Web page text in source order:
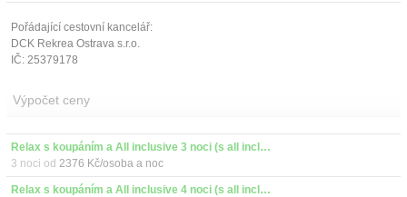
Pořádající cestovní kancelář:
DCK Rekrea Ostrava s.r.o.
IČ: 25379178
Výpočet ceny
Relax s koupáním a All inclusive 3 noci (s all inclusive)
3 noci od 2376 Kč/osoba a noc
Relax s koupáním a All inclusive 4 noci (s all inclusive)